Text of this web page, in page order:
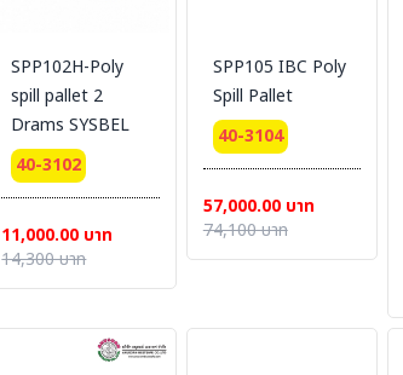
SPP102H-Poly
spill pallet 2
Drams SYSBEL
40-3102
11,000.00 บาท
14,300 บาท
SPP105 IBC Poly
Spill Pallet
40-3104
57,000.00 บาท
74,100 บาท